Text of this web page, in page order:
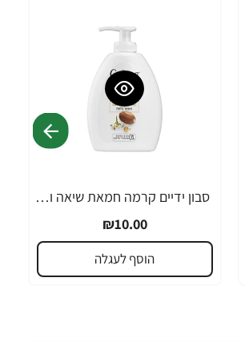
סבון ידיים קרמה חמאת שיאה וקוקוי 300 מ"ל - מבית Crema
₪10.00
הוסף לעגלה